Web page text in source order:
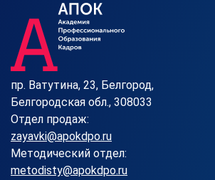
пр. Ватутина, 23, Белгород,
Белгородская обл., 308033
Отдел продаж:
zayavki@apokdpo.ru
Методический отдел:
metodisty@apokdpo.ru